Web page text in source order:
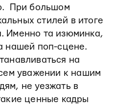
При большом
стилей в итоге
Именно та изюминка,
нашей поп-сцене.
на
уважении к нашим
не уезжать в
ценные кадры